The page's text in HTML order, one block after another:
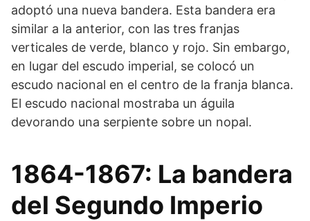
adoptó una nueva bandera. Esta bandera era
similar a la anterior, con las tres franjas
verticales de verde, blanco y rojo. Sin embargo,
en lugar del escudo imperial, se colocó un
escudo nacional en el centro de la franja blanca.
El escudo nacional mostraba un águila
devorando una serpiente sobre un nopal.
1864-1867: La bandera
del Segundo Imperio